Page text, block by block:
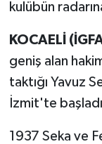
kulübün
KOCAELİ
geniş alan
taktığı Yavuz
İzmit'te
1937 Seka ve